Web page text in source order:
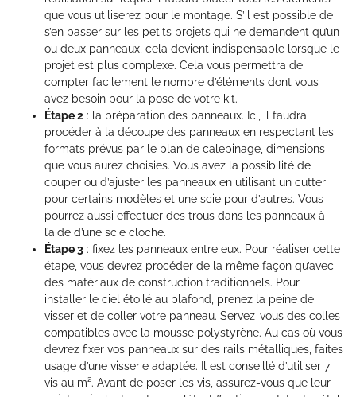
que vous utiliserez pour le montage. S’il est possible de
s’en passer sur les petits projets qui ne demandent qu’un
ou deux panneaux, cela devient indispensable lorsque le
projet est plus complexe. Cela vous permettra de
compter facilement le nombre d’éléments dont vous
avez besoin pour la pose de votre kit.
Étape 2 : la préparation des panneaux. Ici, il faudra
procéder à la découpe des panneaux en respectant les
formats prévus par le plan de calepinage, dimensions
que vous aurez choisies. Vous avez la possibilité de
couper ou d’ajuster les panneaux en utilisant un cutter
pour certains modèles et une scie pour d’autres. Vous
pourrez aussi effectuer des trous dans les panneaux à
l’aide d’une scie cloche.
Étape 3 : fixez les panneaux entre eux. Pour réaliser cette
étape, vous devrez procéder de la même façon qu’avec
des matériaux de construction traditionnels. Pour
installer le ciel étoilé au plafond, prenez la peine de
visser et de coller votre panneau. Servez-vous des colles
compatibles avec la mousse polystyrène. Au cas où vous
devrez fixer vos panneaux sur des rails métalliques, faites
usage d’une visserie adaptée. Il est conseillé d’utiliser 7
vis au m². Avant de poser les vis, assurez-vous que leur